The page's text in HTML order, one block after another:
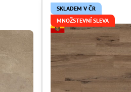
SKLADEM V ČR
MNOŽSTEVNÍ SLEVA